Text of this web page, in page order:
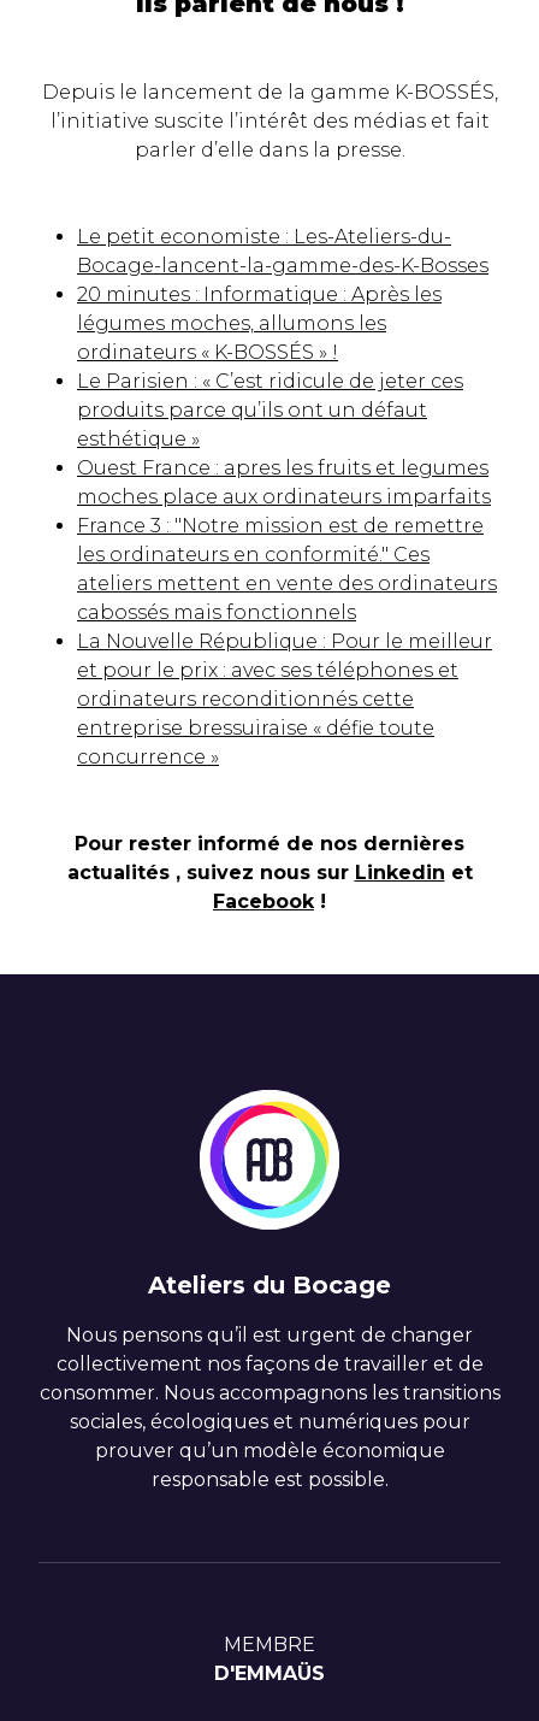
Depuis le lancement de la gamme K-BOSSÉS,
l’initiative suscite l’intérêt des médias et fait
parler d’elle dans la presse.
Le petit economiste : Les-Ateliers-du-
Bocage-lancent-la-gamme-des-K-Bosses
20 minutes : Informatique : Après les
légumes moches, allumons les
ordinateurs « K-BOSSÉS » !
Le Parisien : « C’est ridicule de jeter ces
produits parce qu’ils ont un défaut
esthétique »
Ouest France : apres les fruits et legumes
moches place aux ordinateurs imparfaits
France 3 : "Notre mission est de remettre
les ordinateurs en conformité." Ces
ateliers mettent en vente des ordinateurs
cabossés mais fonctionnels
La Nouvelle République : Pour le meilleur
et pour le prix : avec ses téléphones et
ordinateurs reconditionnés cette
entreprise bressuiraise « défie toute
concurrence »
Pour rester informé de nos dernières
actualités , suivez nous sur Linkedin et
Facebook !
Ateliers du Bocage
Nous pensons qu’il est urgent de changer
collectivement nos façons de travailler et de
consommer. Nous accompagnons les transitions
sociales, écologiques et numériques pour
prouver qu’un modèle économique
responsable est possible.
MEMBRE
D'EMMAÜS